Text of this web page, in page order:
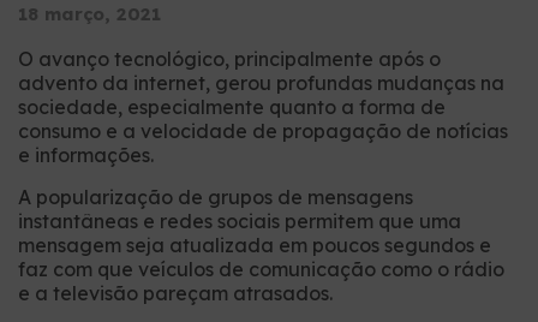
18 março, 2021
O avanço tecnológico, principalmente após o
advento da internet, gerou profundas mudanças na
sociedade, especialmente quanto a forma de
consumo e a velocidade de propagação de notícias
e informações.
A popularização de grupos de mensagens
instantâneas e redes sociais permitem que uma
mensagem seja atualizada em poucos segundos e
faz com que veículos de comunicação como o rádio
e a televisão pareçam atrasados.